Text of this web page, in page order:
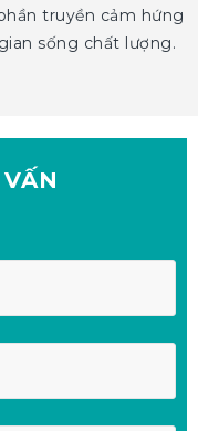
truyền cảm hứng
sống chất lượng.